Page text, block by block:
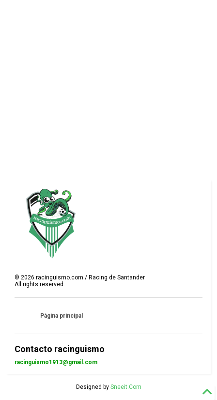
© 2026 racinguismo.com / Racing de Santander
All rights reserved.
Página principal
Contacto racinguismo
racinguismo1913@gmail.com
Designed by Sneeit.Com